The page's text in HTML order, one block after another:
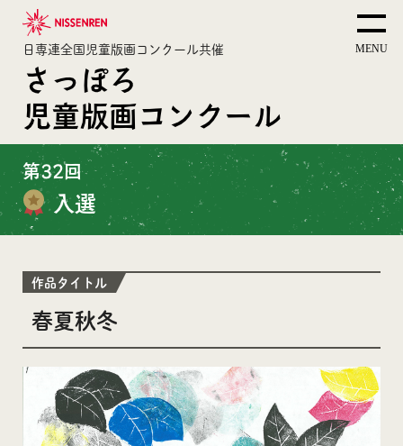
日専連全国児童版画コンクール共催
さっぽろ
児童版画コンクール
第32回
入選
作品タイトル
春夏秋冬